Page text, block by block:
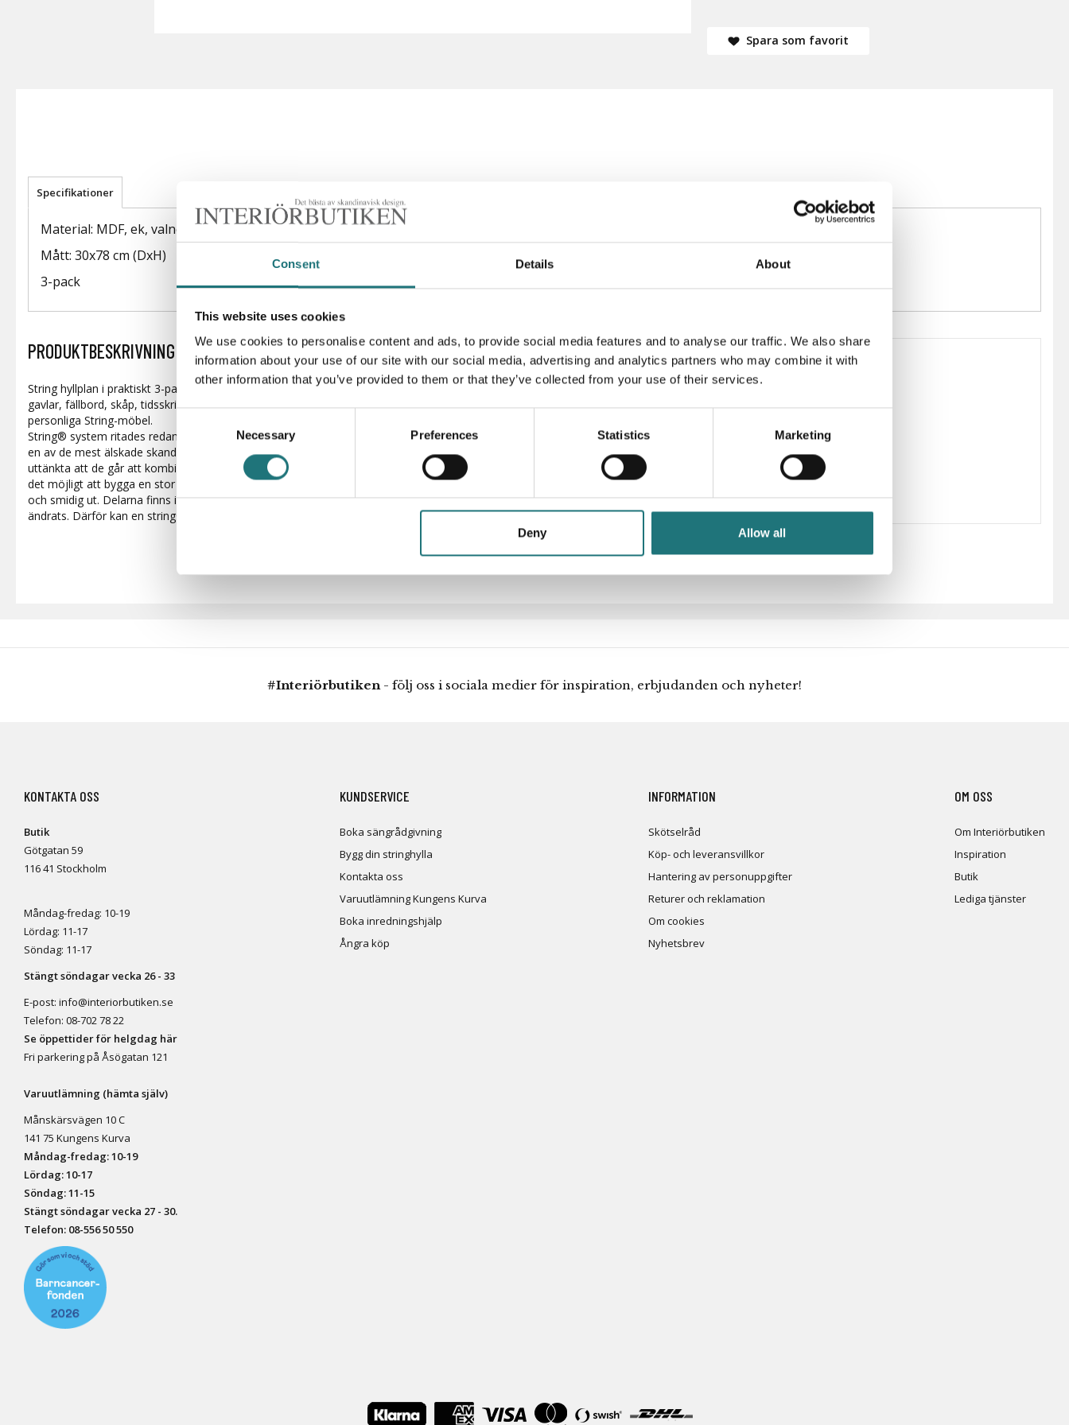
Consent Details About
This website uses cookies
We use cookies to personalise content and ads, to provide social media features and to analyse our traffic. We also share
information about your use of our site with our social media, advertising and analytics partners who may combine it with
other information that you’ve provided to them or that they’ve collected from your use of their services.
Selection
Necessary Preferences Statistics Marketing
Deny Allow all
Spara som favorit
Specifikationer
Material: MDF, ek, valnöt eller björk
Mått: 30x78 cm (DxH)
3-pack
PRODUKTBESKRIVNING
String hyllplan i praktiskt 3-pack. Finns i flera olika färger och även i andra mått. Köp till
gavlar, fällbord, skåp, tidsskriftssamlare och annat du önskar för att bygga din
personliga String-möbel.
String® system ritades redan 1949. På 60 år har det förvandlats från banbrytande idé till
en av de mest älskade skandinaviska designklassikerna. Systemets delar är så väl
uttänkta att de går att kombinera nästan hur som helst. De luftigt smäckra gavlarna gör
det möjligt att bygga en stor hylla som sväljer hur mycket som helst, och ändå se lätt
och smidig ut. Delarna finns i en mängd färger och material. Men måtten har aldrig
ändrats. Därför kan en string® alltid byggas om, förnyas och förändras.
Designer
Nils Strinning
#Interiörbutiken- följ oss i sociala medier för inspiration, erbjudanden och nyheter!
KONTAKTA OSS
Butik
Götgatan 59
116 41 Stockholm
Måndag-fredag: 10-19
Lördag: 11-17
Söndag: 11-17
Stängt söndagar vecka 26 - 33
E-post: info@interiorbutiken.se
Telefon: 08-702 78 22
Se öppettider för helgdag här
Fri parkering på Åsögatan 121
Varuutlämning (hämta själv)
Månskärsvägen 10 C
141 75 Kungens Kurva
Måndag-fredag: 10-19
Lördag: 10-17
Söndag: 11-15
Stängt söndagar vecka 27 - 30.
Telefon: 08-556 50 550
KUNDSERVICE
Boka sängrådgivning
Bygg din stringhylla
Kontakta oss
Varuutlämning Kungens Kurva
Boka inredningshjälp
Ångra köp
INFORMATION
Skötselråd
Köp- och leveransvillkor
Hantering av personuppgifter
Returer och reklamation
Om cookies
Nyhetsbrev
OM OSS
Om Interiörbutiken
Inspiration
Butik
Lediga tjänster